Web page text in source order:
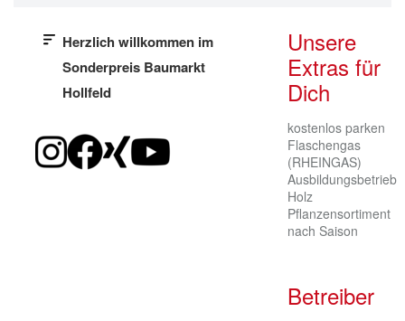
Herzlich willkommen im
Sonderpreis Baumarkt
Hollfeld
Unsere
Extras für
Dich
kostenlos parken
Flaschengas
(RHEINGAS)
Ausbildungsbetrieb
Holz
Pflanzensortiment
nach Saison
Betreiber